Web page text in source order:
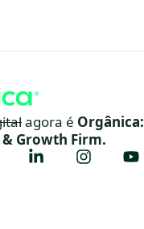
agora é Orgânica:
Growth Firm.